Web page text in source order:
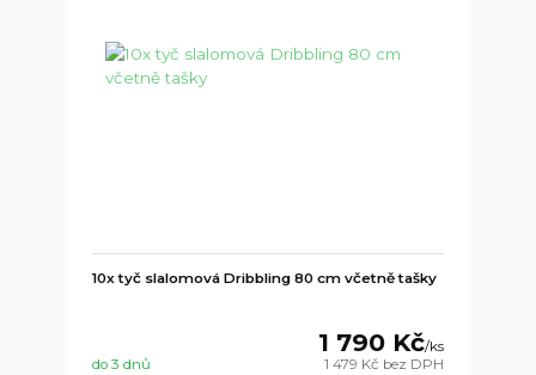
10x tyč slalomová Dribbling 80 cm včetně tašky
1 790 Kč/ks
1 479 Kč bez DPH
do 3 dnů